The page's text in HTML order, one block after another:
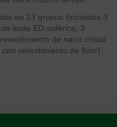
en 13 grupos (incluidos 3
lente ED asférica, 3
de nano cristal
revestimiento de flúor).